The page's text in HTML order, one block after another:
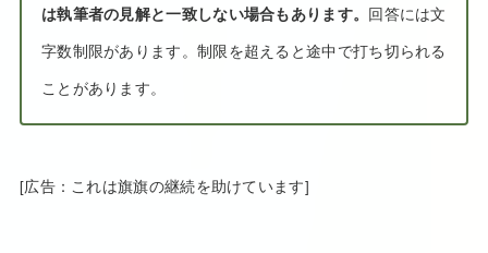
は執筆者の見解と一致しない場合もあります。 回答には文
字数制限があります。制限を超えると途中で打ち切られる
ことがあります。
[広告：これは旗旗の継続を助けています]